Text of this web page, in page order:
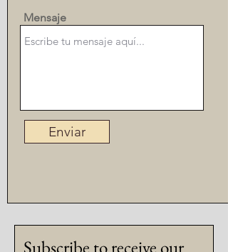
Mensaje
Enviar
Subscribe to receive our